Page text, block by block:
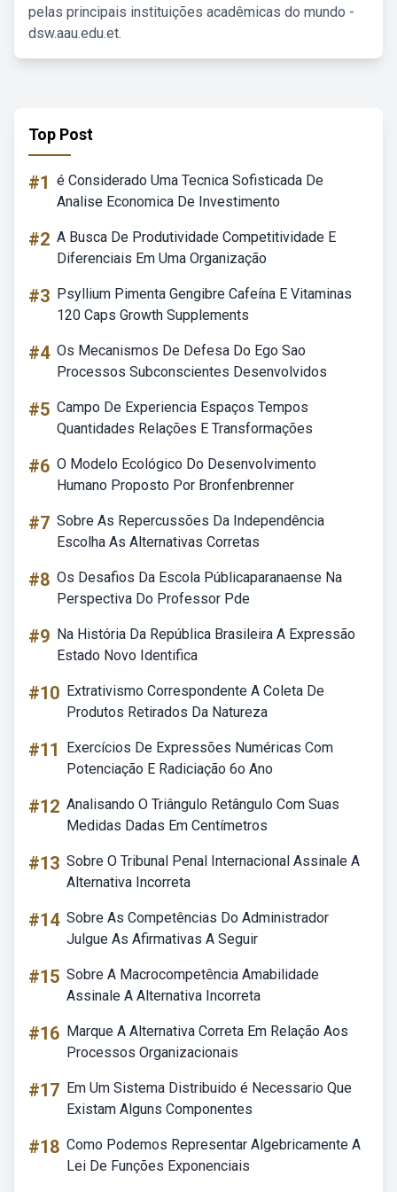
pelas principais instituições acadêmicas do mundo -
dsw.aau.edu.et.
Top Post
#1 é Considerado Uma Tecnica Sofisticada De
Analise Economica De Investimento
#2 A Busca De Produtividade Competitividade E
Diferenciais Em Uma Organização
#3 Psyllium Pimenta Gengibre Cafeína E Vitaminas
120 Caps Growth Supplements
#4 Os Mecanismos De Defesa Do Ego Sao
Processos Subconscientes Desenvolvidos
#5 Campo De Experiencia Espaços Tempos
Quantidades Relações E Transformações
#6 O Modelo Ecológico Do Desenvolvimento
Humano Proposto Por Bronfenbrenner
#7 Sobre As Repercussões Da Independência
Escolha As Alternativas Corretas
#8 Os Desafios Da Escola Públicaparanaense Na
Perspectiva Do Professor Pde
#9 Na História Da República Brasileira A Expressão
Estado Novo Identifica
#10 Extrativismo Correspondente A Coleta De
Produtos Retirados Da Natureza
#11
Exercícios De Expressões Numéricas Com
Potenciação E Radiciação 6o Ano
#12 Analisando O Triângulo Retângulo Com Suas
Medidas Dadas Em Centímetros
#13 Sobre O Tribunal Penal Internacional Assinale A
Alternativa Incorreta
#14 Sobre As Competências Do Administrador
Julgue As Afirmativas A Seguir
#15 Sobre A Macrocompetência Amabilidade
Assinale A Alternativa Incorreta
#16 Marque A Alternativa Correta Em Relação Aos
Processos Organizacionais
#17 Em Um Sistema Distribuido é Necessario Que
Existam Alguns Componentes
#18 Como Podemos Representar Algebricamente A
Lei De Funções Exponenciais